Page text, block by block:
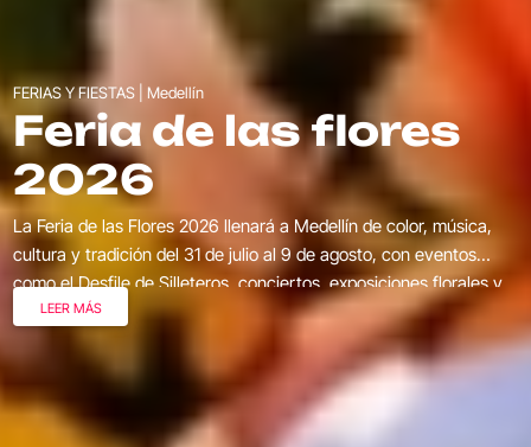
FERIAS Y FIESTAS | Medellín
Feria de las flores
2026
La Feria de las Flores 2026 llenará a Medellín de color, música,
cultura y tradición del 31 de julio al 9 de agosto, con eventos
como el Desfile de Silleteros, conciertos, exposiciones florales y
actividades para toda la familia.
LEER MÁS